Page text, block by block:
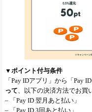
▼ポイント付与条件
「Pay IDアプリ」から「Pay
って 、以下の決済方法でお買
– 「Pay ID 翌月あと払い」
– 「Pay ID 3回あと払い」